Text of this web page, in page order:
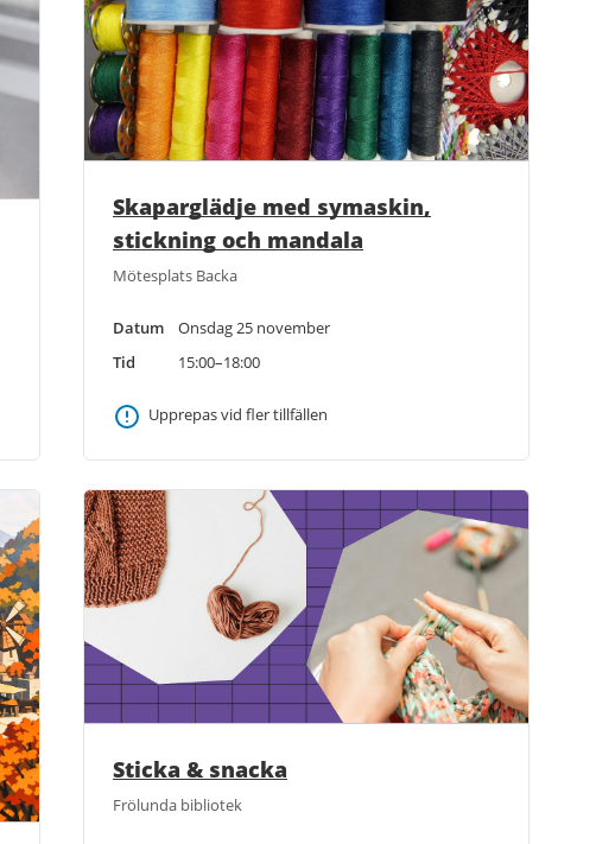
Skaparglädje med symaskin,
stickning och mandala
Mötesplats Backa
Datum
Onsdag 25 november
Tid
15:00–18:00
Upprepas vid fler tillfällen
Sticka & snacka
Frölunda bibliotek